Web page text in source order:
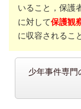
いること，保護
に対して保護観
に収容されるこ
少年事件専門